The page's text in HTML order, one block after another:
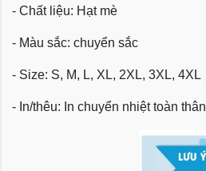
- Chất liệu: Hạt mè
- Màu sắc: chuyển sắc
- Size: S, M, L, XL, 2XL, 3XL, 4XL
- In/thêu: In chuyển nhiệt toàn thân